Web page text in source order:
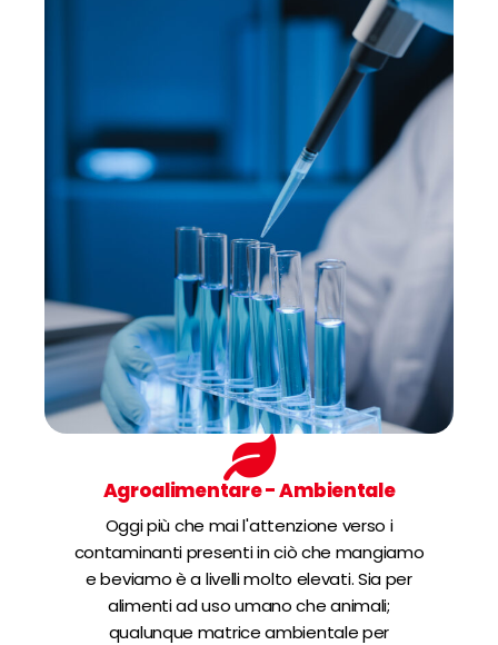
Agroalimentare - Ambientale
Oggi più che mai l'attenzione verso i
contaminanti presenti in ciò che mangiamo
e beviamo è a livelli molto elevati. Sia per
alimenti ad uso umano che animali;
qualunque matrice ambientale per